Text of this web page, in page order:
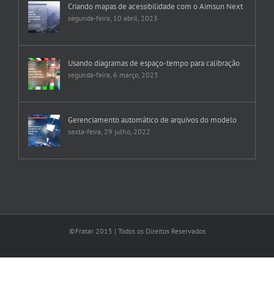
Criando mapas de acessibilidade com o Aimsun Next
segunda-feira, 10 abril, 2023
Usando diagramas de espaço-tempo para calibração
segunda-feira, 6 março, 2023
Gerenciamento automático de arquivos do modelo
sexta-feira, 29 julho, 2022
©Fratar 2015 | Todos os Direitos Reservados